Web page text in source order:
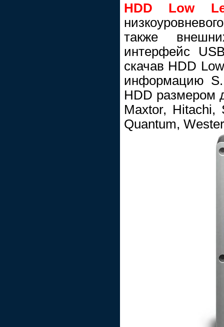
HDD Low
также
интерфейс
скачав HDD
информацию
HDD размером
Maxtor, Hitachi,
Quantum,